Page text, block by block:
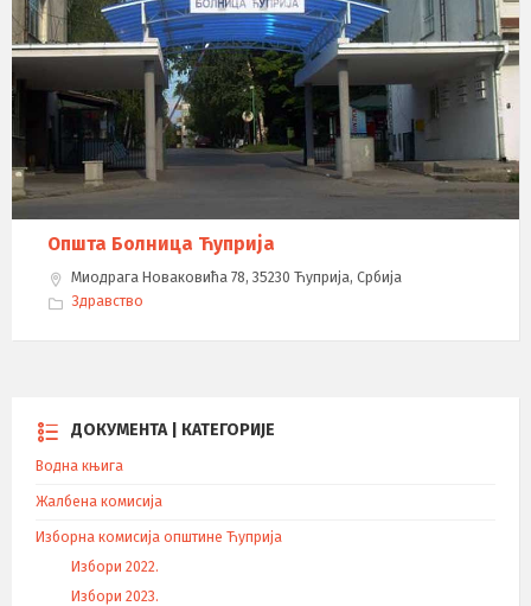
Општа Бoлница Ћуприја
Миодрага Новаковића 78, 35230 Ћуприја, Србија
Здравство
ДОКУМЕНТА | КАТЕГОРИЈЕ
Водна књига
Жалбена комисија
Изборна комисија општине Ћуприја
Избори 2022.
Избори 2023.